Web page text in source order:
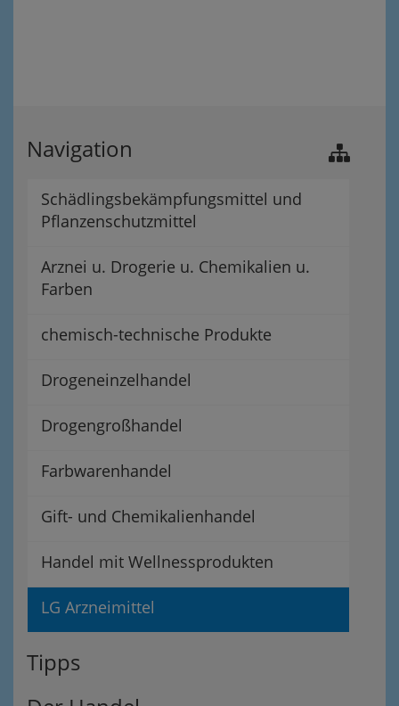
Navigation
Schädlingsbekämpfungsmittel und
Pflanzenschutzmittel
Arznei u. Drogerie u. Chemikalien u.
Farben
chemisch-technische Produkte
Drogeneinzelhandel
Drogengroßhandel
Farbwarenhandel
Gift- und Chemikalienhandel
Handel mit Wellnessprodukten
LG Arzneimittel
Tipps